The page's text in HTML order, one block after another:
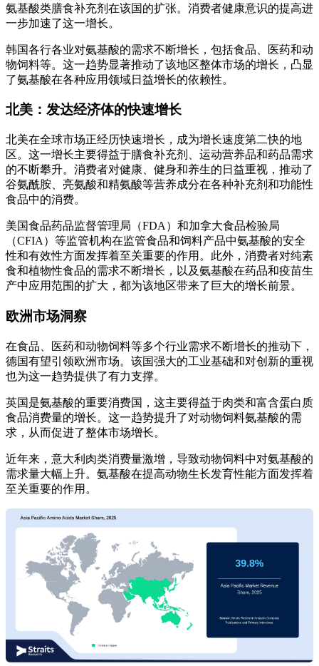
氨基酸类膳食补充剂在该国的扩张。消费者健康意识的提高进
一步加速了这一增长。
韩国各行各业对氨基酸的需求不断增长，包括食品、医药和动
物饲料等。这一趋势显著推动了该地区整体市场的增长，凸显
了氨基酸在各种应用领域日益增长的依赖性。
北美：发达经济体的快速增长
北美在全球市场正经历快速增长，成为增长速度第二快的地
区。这一增长主要得益于膳食补充剂、运动营养品和药品需求
的不断攀升。消费者对健康、健身和养生的日益重视，推动了
谷氨酰胺、亮氨酸和精氨酸等营养成分在各种补充剂和功能性
食品中的消费。
美国食品药品监督管理局（FDA）和加拿大食品检验局
（CFIA）等监管机构在监管食品和饲料产品中氨基酸的安全
性和有效性方面发挥着至关重要的作用。此外，消费者对纯素
食和植物性食品的需求不断增长，以及氨基酸在药品和疫苗生
产中应用范围的扩大，都为该地区带来了巨大的增长前景。
欧洲市场洞察
在食品、医药和动物饲料等多个行业需求不断增长的推动下，
德国有望引领欧洲市场。该国强大的工业基础和对创新的重视
也为这一趋势提供了有力支撑。
英国是氨基酸的重要消费国，这主要得益于肉类和富含蛋白质
食品消费量的增长。这一趋势提升了对动物饲料氨基酸的需
求，从而促进了整体市场增长。
近年来，意大利肉类消费量激增，导致动物饲料中对氨基酸的
需求量大幅上升。氨基酸在提高动物生长发育性能方面发挥着
至关重要的作用。